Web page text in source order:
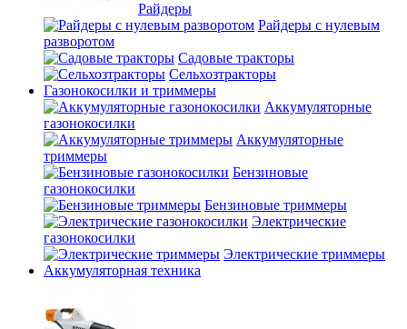
Райдеры
Райдеры с нулевым
разворотом
Садовые тракторы
Сельхозтракторы
Газонокосилки и триммеры
Аккумуляторные
газонокосилки
Аккумуляторные
триммеры
Бензиновые
газонокосилки
Бензиновые триммеры
Электрические
газонокосилки
Электрические триммеры
Аккумуляторная техника